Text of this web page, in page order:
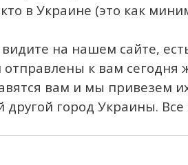
в Украине (это как
на нашем сайте,
к вам сегодня
вам и мы привезем
город Украины. Все